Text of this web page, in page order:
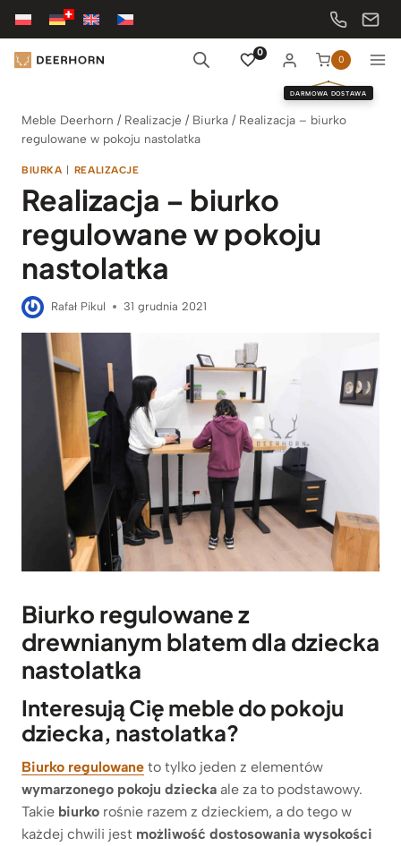
Przejdź
treści
0
0
DARMOWA DOSTAWA
Meble Deerhorn / Realizacje / Biurka / Realizacja – biurko
regulowane w pokoju nastolatka
BIURKA | REALIZACJE
Realizacja – biurko
regulowane w pokoju
nastolatka
Rafał Pikul 31 grudnia 2021
Biurko regulowane z
drewnianym blatem dla dziecka
nastolatka
Interesują Cię meble do pokoju
dziecka, nastolatka?
Biurko regulowane to tylko jeden z elementów
wymarzonego pokoju dziecka ale za to podstawowy.
Takie biurko rośnie razem z dzieckiem, a do tego w
każdej chwili jest możliwość dostosowania wysokości